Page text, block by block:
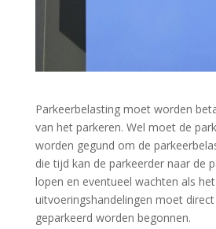
Parkeerbelasting moet worden
van het parkeren. Wel moet de
worden gegund om de
die tijd kan de parkeerder naar de
lopen en eventueel wachten als
uitvoeringshandelingen moet
geparkeerd worden begonnen.